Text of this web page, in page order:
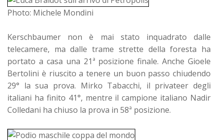
Photo: Michele Mondini
Kerschbaumer non è mai stato inquadrato dalle
telecamere, ma dalle trame strette della foresta ha
portato a casa una 21ª posizione finale. Anche Gioele
Bertolini è riuscito a tenere un buon passo chiudendo
29° la sua prova. Mirko Tabacchi, il privateer degli
italiani ha finito 41°, mentre il campione italiano Nadir
Colledani ha chiuso la prova in 58ª posizione.